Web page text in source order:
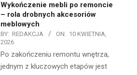
Wykończenie mebli po remoncie
– rola drobnych akcesoriów
meblowych
BY: REDAKCJA ON: 10 KWIETNIA,
2026
Po zakończeniu remontu wnętrza,
jednym z kluczowych etapów jest